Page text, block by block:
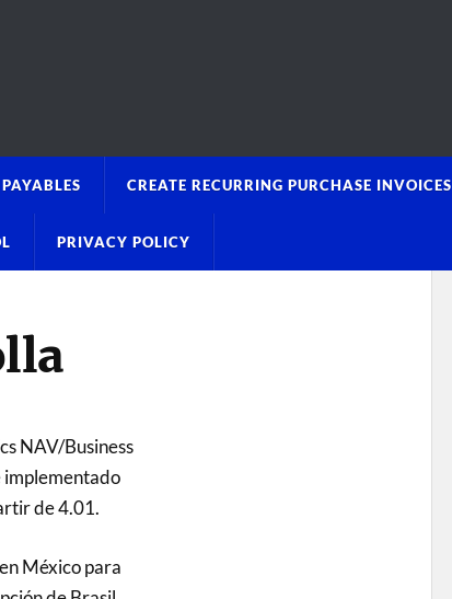
CREATE RECURRING PURCHASE INVOICES
PRIVACY POLICY
NAV/Business
implementado
de 4.01.
México para